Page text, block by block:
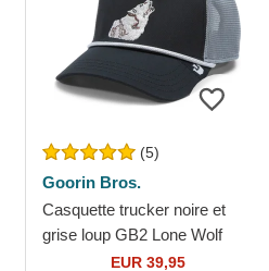
(5)
Goorin Bros.
Casquette trucker noire et
grise loup GB2 Lone Wolf
The Rocker The Farm Goorin
EUR 39,95